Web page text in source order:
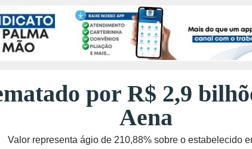
por R$ 2,9
Aena
Valor representa ágio de 210,88% sobre o estabelecido